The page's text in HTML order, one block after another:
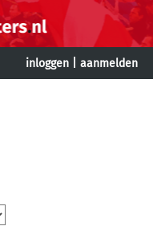
inloggen aanmelden